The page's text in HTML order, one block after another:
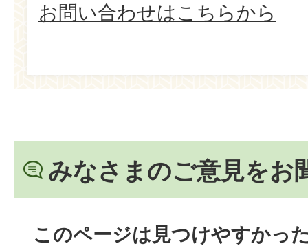
お問い合わせはこちらから
みなさまのご意見をお
このページは見つけやすかっ